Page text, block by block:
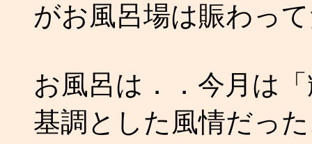
がお風呂場は賑わっ
お風呂は．．今月は
基調とした風情だっ